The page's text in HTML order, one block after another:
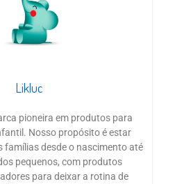
Likluc
pioneira em produtos para
Nosso propósito é estar
famílias desde o nascimento até
pequenos, com produtos
para deixar a rotina de